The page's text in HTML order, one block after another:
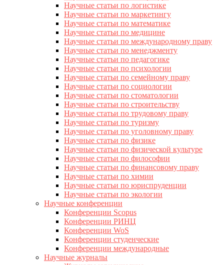
Научные статьи по логистике
Научные статьи по маркетингу
Научные статьи по математике
Научные статьи по медицине
Научные статьи по международному праву
Научные статьи по менеджменту
Научные статьи по педагогике
Научные статьи по психологии
Научные статьи по семейному праву
Научные статьи по социологии
Научные статьи по стоматологии
Научные статьи по строительству
Научные статьи по трудовому праву
Научные статьи по туризму
Научные статьи по уголовному праву
Научные статьи по физике
Научные статьи по физической культуре
Научные статьи по философии
Научные статьи по финансовому праву
Научные статьи по химии
Научные статьи по юриспруденции
Научные статьи по экологии
Научные конференции
Конференции Scopus
Конференции РИНЦ
Конференции WoS
Конференции студенческие
Конференции международные
Научные журналы